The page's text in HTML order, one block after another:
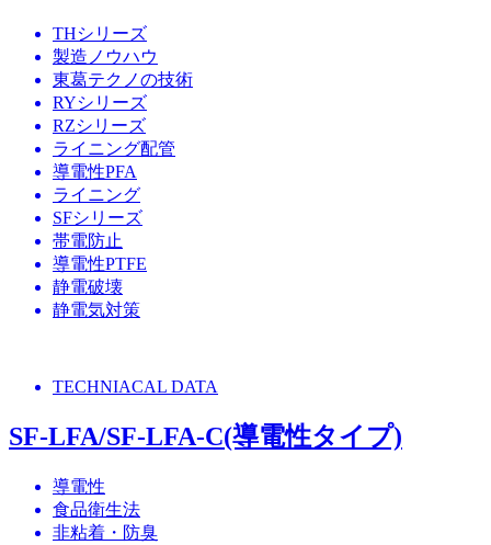
THシリーズ
製造ノウハウ
東葛テクノの技術
RYシリーズ
RZシリーズ
ライニング配管
導電性PFA
ライニング
SFシリーズ
帯電防止
導電性PTFE
静電破壊
静電気対策
TECHNIACAL DATA
SF-LFA/SF-LFA-C(導電性タイプ)
導電性
食品衛生法
非粘着・防臭